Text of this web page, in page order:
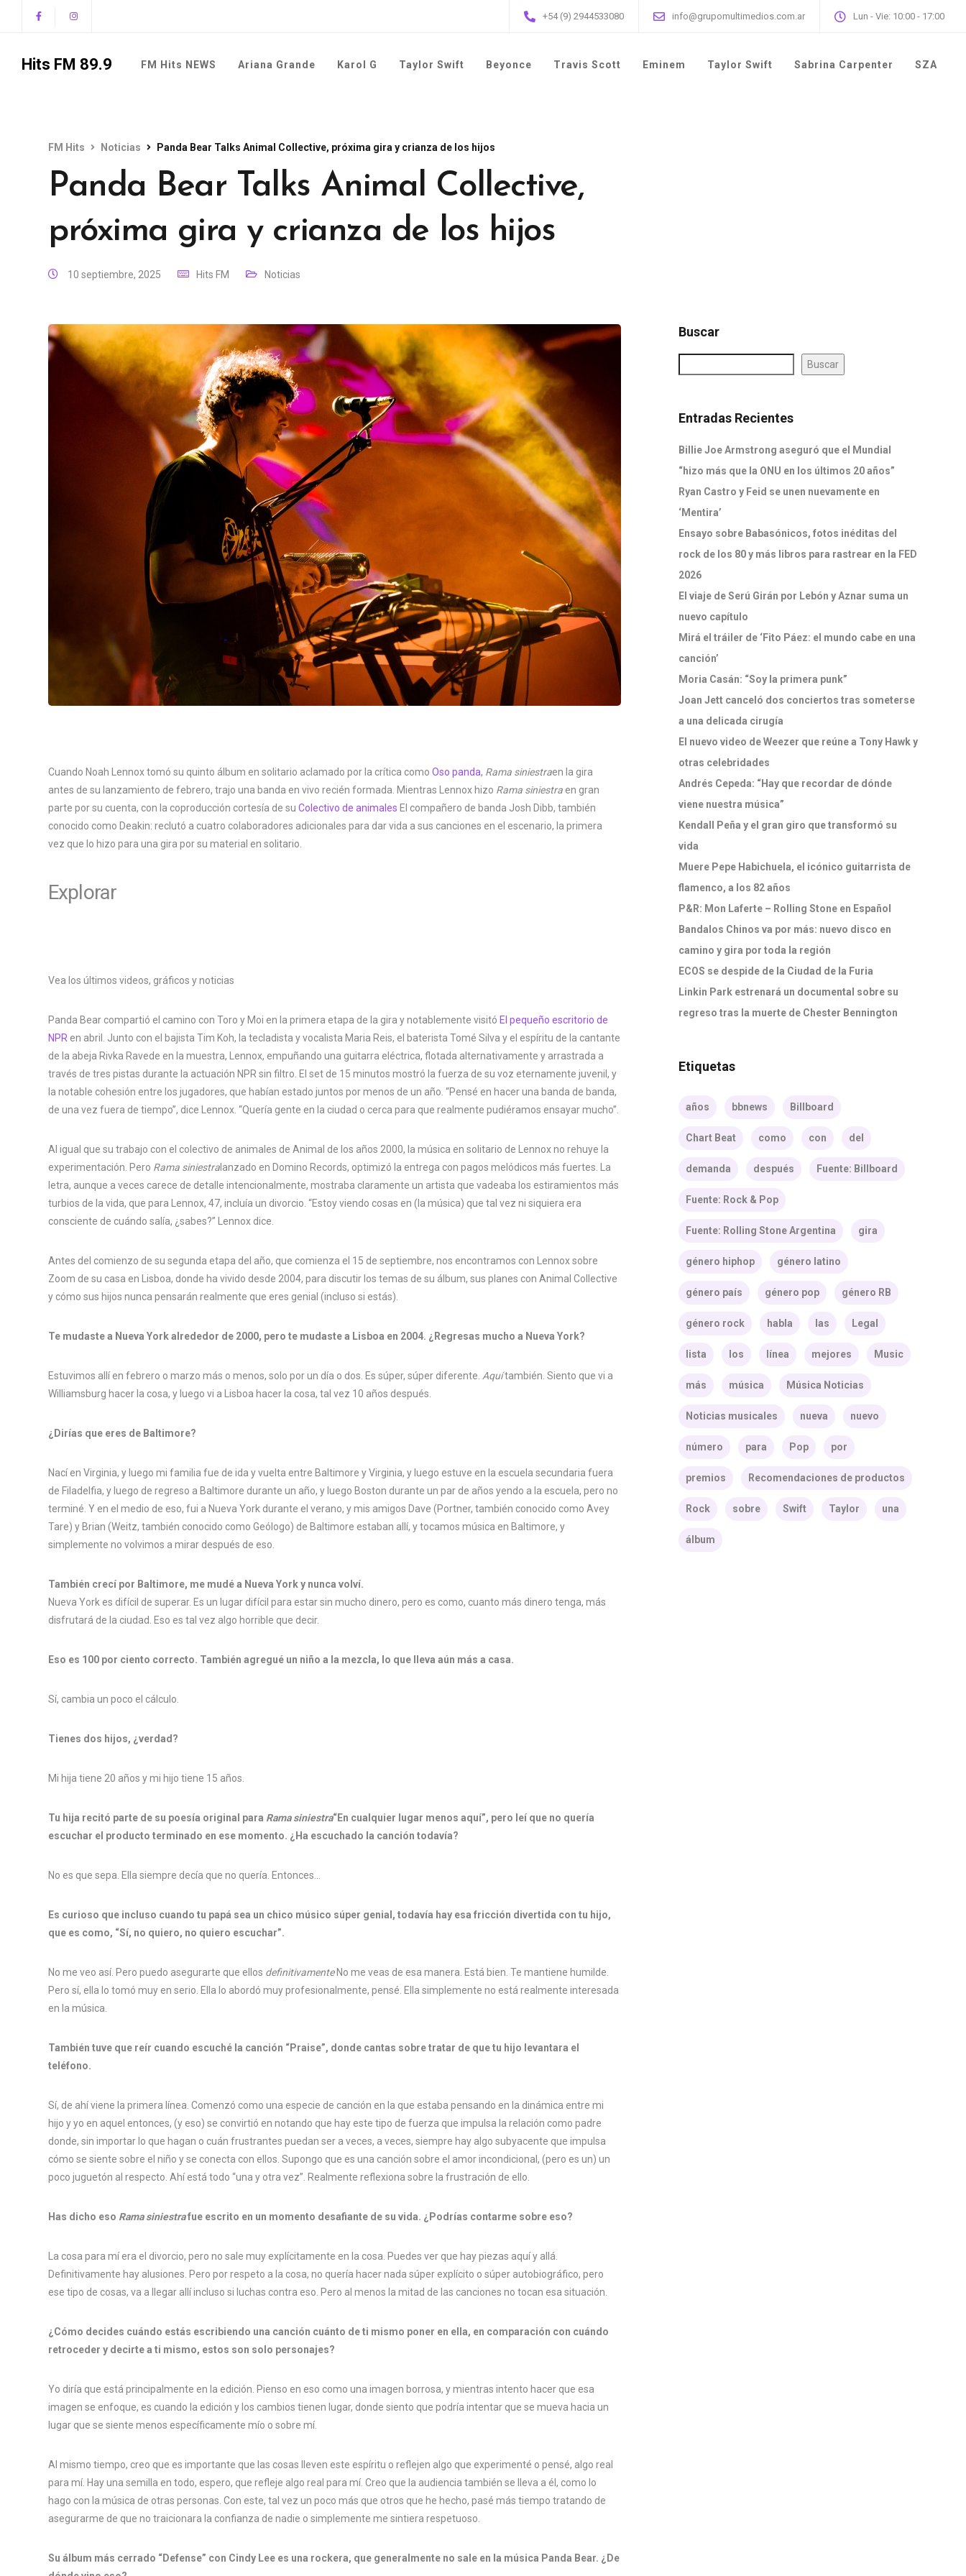
+54 (9) 2944533080 info@grupomultimedios.com.ar Lun - Vie: 10:00 - 17:00
Hits FM 89.9 FM Hits NEWS Ariana Grande Karol G Taylor Swift Beyonce Travis Scott Eminem Taylor Swift Sabrina Carpenter SZA
FM Hits Noticias Panda Bear Talks Animal Collective, próxima gira y crianza de los hijos
Panda Bear Talks Animal Collective,
próxima gira y crianza de los hijos
10 septiembre, 2025 Hits FM Noticias
Cuando Noah Lennox tomó su quinto álbum en solitario aclamado por la crítica como Oso panda, Rama siniestraen la gira
antes de su lanzamiento de febrero, trajo una banda en vivo recién formada. Mientras Lennox hizo Rama siniestra en gran
parte por su cuenta, con la coproducción cortesía de su Colectivo de animales El compañero de banda Josh Dibb, también
conocido como Deakin: reclutó a cuatro colaboradores adicionales para dar vida a sus canciones en el escenario, la primera
vez que lo hizo para una gira por su material en solitario.
Explorar
Vea los últimos videos, gráficos y noticias
Panda Bear compartió el camino con Toro y Moi en la primera etapa de la gira y notablemente visitó El pequeño escritorio de
NPR en abril. Junto con el bajista Tim Koh, la tecladista y vocalista Maria Reis, el baterista Tomé Silva y el espíritu de la cantante
de la abeja Rivka Ravede en la muestra, Lennox, empuñando una guitarra eléctrica, flotada alternativamente y arrastrada a
través de tres pistas durante la actuación NPR sin filtro. El set de 15 minutos mostró la fuerza de su voz eternamente juvenil, y
la notable cohesión entre los jugadores, que habían estado juntos por menos de un año. “Pensé en hacer una banda de banda,
de una vez fuera de tiempo”, dice Lennox. “Quería gente en la ciudad o cerca para que realmente pudiéramos ensayar mucho”.
Al igual que su trabajo con el colectivo de animales de Animal de los años 2000, la música en solitario de Lennox no rehuye la
experimentación. Pero Rama siniestralanzado en Domino Records, optimizó la entrega con pagos melódicos más fuertes. La
letra, aunque a veces carece de detalle intencionalmente, mostraba claramente un artista que vadeaba los estiramientos más
turbios de la vida, que para Lennox, 47, incluía un divorcio. “Estoy viendo cosas en (la música) que tal vez ni siquiera era
consciente de cuándo salía, ¿sabes?” Lennox dice.
Antes del comienzo de su segunda etapa del año, que comienza el 15 de septiembre, nos encontramos con Lennox sobre
Zoom de su casa en Lisboa, donde ha vivido desde 2004, para discutir los temas de su álbum, sus planes con Animal Collective
y cómo sus hijos nunca pensarán realmente que eres genial (incluso si estás).
Te mudaste a Nueva York alrededor de 2000, pero te mudaste a Lisboa en 2004. ¿Regresas mucho a Nueva York?
Estuvimos allí en febrero o marzo más o menos, solo por un día o dos. Es súper, súper diferente. Aquítambién. Siento que vi a
Williamsburg hacer la cosa, y luego vi a Lisboa hacer la cosa, tal vez 10 años después.
¿Dirías que eres de Baltimore?
Nací en Virginia, y luego mi familia fue de ida y vuelta entre Baltimore y Virginia, y luego estuve en la escuela secundaria fuera
de Filadelfia, y luego de regreso a Baltimore durante un año, y luego Boston durante un par de años yendo a la escuela, pero no
terminé. Y en el medio de eso, fui a Nueva York durante el verano, y mis amigos Dave (Portner, también conocido como Avey
Tare) y Brian (Weitz, también conocido como Geólogo) de Baltimore estaban allí, y tocamos música en Baltimore, y
simplemente no volvimos a mirar después de eso.
También crecí por Baltimore, me mudé a Nueva York y nunca volví.
Nueva York es difícil de superar. Es un lugar difícil para estar sin mucho dinero, pero es como, cuanto más dinero tenga, más
disfrutará de la ciudad. Eso es tal vez algo horrible que decir.
Eso es 100 por ciento correcto. También agregué un niño a la mezcla, lo que lleva aún más a casa.
Sí, cambia un poco el cálculo.
Tienes dos hijos, ¿verdad?
Mi hija tiene 20 años y mi hijo tiene 15 años.
Tu hija recitó parte de su poesía original para Rama siniestra“En cualquier lugar menos aquí”, pero leí que no quería
escuchar el producto terminado en ese momento. ¿Ha escuchado la canción todavía?
No es que sepa. Ella siempre decía que no quería. Entonces…
Es curioso que incluso cuando tu papá sea un chico músico súper genial, todavía hay esa fricción divertida con tu hijo,
que es como, “Sí, no quiero, no quiero escuchar”.
No me veo así. Pero puedo asegurarte que ellos definitivamenteNo me veas de esa manera. Está bien. Te mantiene humilde.
Pero sí, ella lo tomó muy en serio. Ella lo abordó muy profesionalmente, pensé. Ella simplemente no está realmente interesada
en la música.
También tuve que reír cuando escuché la canción “Praise”, donde cantas sobre tratar de que tu hijo levantara el
teléfono.
Sí, de ahí viene la primera línea. Comenzó como una especie de canción en la que estaba pensando en la dinámica entre mi
hijo y yo en aquel entonces, (y eso) se convirtió en notando que hay este tipo de fuerza que impulsa la relación como padre
donde, sin importar lo que hagan o cuán frustrantes puedan ser a veces, a veces, siempre hay algo subyacente que impulsa
cómo se siente sobre el niño y se conecta con ellos. Supongo que es una canción sobre el amor incondicional, (pero es un) un
poco juguetón al respecto. Ahí está todo “una y otra vez”. Realmente reflexiona sobre la frustración de ello.
Has dicho eso Rama siniestrafue escrito en un momento desafiante de su vida. ¿Podrías contarme sobre eso?
La cosa para mí era el divorcio, pero no sale muy explícitamente en la cosa. Puedes ver que hay piezas aquí y allá.
Definitivamente hay alusiones. Pero por respeto a la cosa, no quería hacer nada súper explícito o súper autobiográfico, pero
ese tipo de cosas, va a llegar allí incluso si luchas contra eso. Pero al menos la mitad de las canciones no tocan esa situación.
¿Cómo decides cuándo estás escribiendo una canción cuánto de ti mismo poner en ella, en comparación con cuándo
retroceder y decirte a ti mismo, estos son solo personajes?
Yo diría que está principalmente en la edición. Pienso en eso como una imagen borrosa, y mientras intento hacer que esa
imagen se enfoque, es cuando la edición y los cambios tienen lugar, donde siento que podría intentar que se mueva hacia un
lugar que se siente menos específicamente mío o sobre mí.
Al mismo tiempo, creo que es importante que las cosas lleven este espíritu o reflejen algo que experimenté o pensé, algo real
para mí. Hay una semilla en todo, espero, que refleje algo real para mí. Creo que la audiencia también se lleva a él, como lo
hago con la música de otras personas. Con este, tal vez un poco más que otros que he hecho, pasé más tiempo tratando de
asegurarme de que no traicionara la confianza de nadie o simplemente me sintiera respetuoso.
Su álbum más cerrado “Defense” con Cindy Lee es una rockera, que generalmente no sale en la música Panda Bear. ¿De
Buscar
Buscar
Entradas Recientes
Billie Joe Armstrong aseguró que el Mundial
“hizo más que la ONU en los últimos 20 años”
Ryan Castro y Feid se unen nuevamente en
‘Mentira’
Ensayo sobre Babasónicos, fotos inéditas del
rock de los 80 y más libros para rastrear en la FED
2026
El viaje de Serú Girán por Lebón y Aznar suma un
nuevo capítulo
Mirá el tráiler de ‘Fito Páez: el mundo cabe en una
canción’
Moria Casán: “Soy la primera punk”
Joan Jett canceló dos conciertos tras someterse
a una delicada cirugía
El nuevo video de Weezer que reúne a Tony Hawk y
otras celebridades
Andrés Cepeda: “Hay que recordar de dónde
viene nuestra música”
Kendall Peña y el gran giro que transformó su
vida
Muere Pepe Habichuela, el icónico guitarrista de
flamenco, a los 82 años
P&R: Mon Laferte – Rolling Stone en Español
Bandalos Chinos va por más: nuevo disco en
camino y gira por toda la región
ECOS se despide de la Ciudad de la Furia
Linkin Park estrenará un documental sobre su
regreso tras la muerte de Chester Bennington
Etiquetas
años bbnews Billboard
Chart Beat como con del
demanda después Fuente: Billboard
Fuente: Rock & Pop
Fuente: Rolling Stone Argentina gira
género hiphop género latino
género país género pop género RB
género rock habla las Legal
lista los línea mejores Music
más música Música Noticias
Noticias musicales nueva nuevo
número para Pop por
premios Recomendaciones de productos
Rock sobre Swift Taylor una
álbum